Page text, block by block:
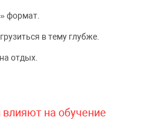
формат.
в тему глубже.
отдых.
на обучение